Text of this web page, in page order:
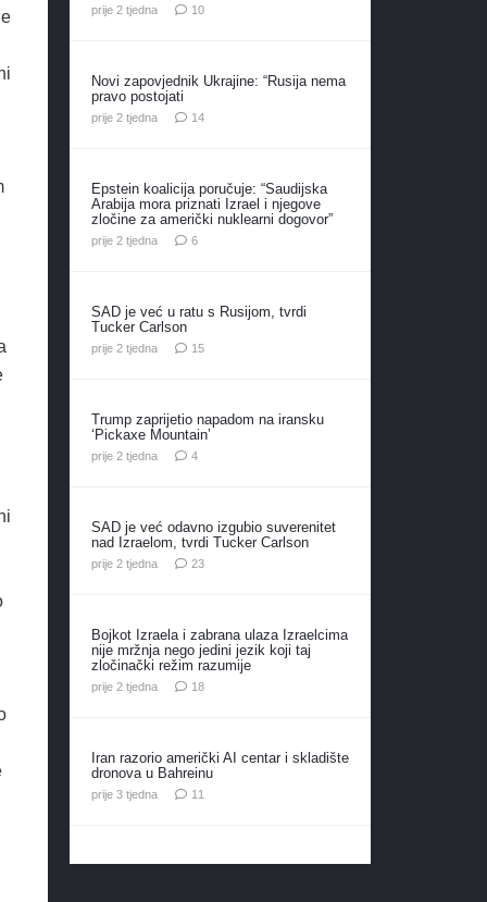
prije 2 tjedna 10komentara
Novi zapovjednik Ukrajine: “Rusija nema
pravo postojati
prije 2 tjedna 14komentara
Epstein koalicija poručuje: “Saudijska
Arabija mora priznati Izrael i njegove
zločine za američki nuklearni dogovor”
prije 2 tjedna 6komentara
SAD je već u ratu s Rusijom, tvrdi
Tucker Carlson
prije 2 tjedna 15komentara
Trump zaprijetio napadom na iransku
‘Pickaxe Mountain’
prije 2 tjedna 4komentara
SAD je već odavno izgubio suverenitet
nad Izraelom, tvrdi Tucker Carlson
prije 2 tjedna 23komentara
Bojkot Izraela i zabrana ulaza Izraelcima
nije mržnja nego jedini jezik koji taj
zločinački režim razumije
prije 2 tjedna 18komentara
Iran razorio američki AI centar i skladište
dronova u Bahreinu
prije 3 tjedna 11